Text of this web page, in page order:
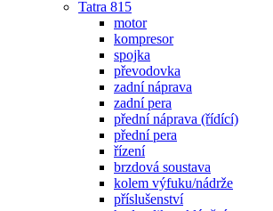
Tatra 815
motor
kompresor
spojka
převodovka
zadní náprava
zadní pera
přední náprava (řídící)
přední pera
řízení
brzdová soustava
kolem výfuku/nádrže
příslušenství